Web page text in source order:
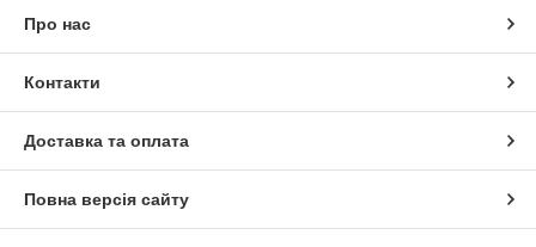
Про нас
Контакти
Доставка та оплата
Повна версія сайту